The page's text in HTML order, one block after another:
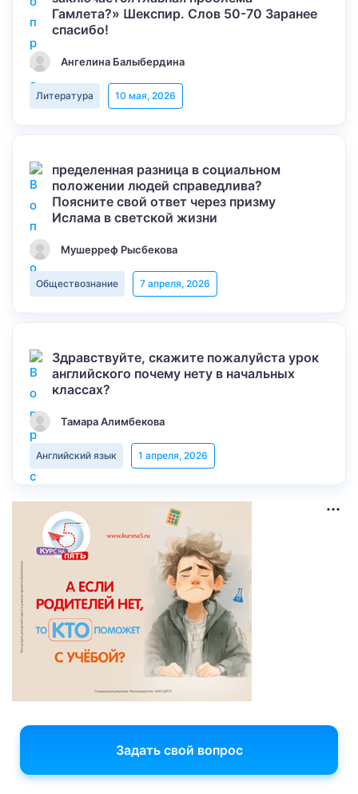
Гамлета?» Шекспир. Слов 50-70 Заранее
спасибо!
Ангелина Балыбердина
Литература 10 мая, 2026
пределенная разница в социальном
положении людей справедлива?
Поясните свой ответ через призму
Ислама в светской жизни
Мушерреф Рысбекова
Обществознание 7 апреля, 2026
Здравствуйте, скажите пожалуйста урок
английского почему нету в начальных
классах?
Тамара Алимбекова
Английский язык 1 апреля, 2026
Задать свой вопрос